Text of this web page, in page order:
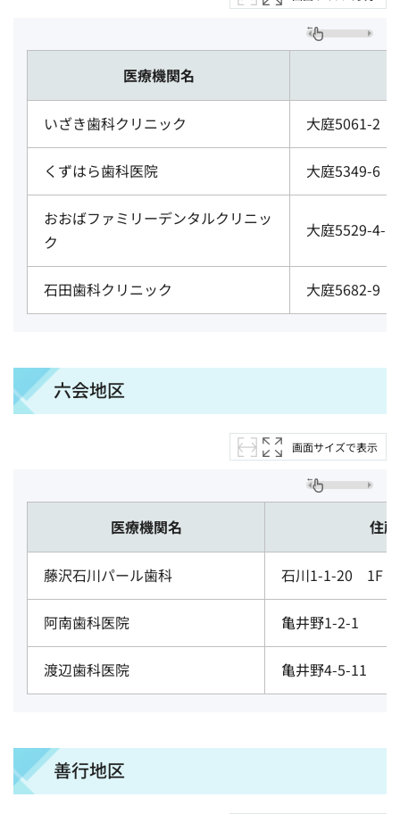
医療機関名
いざき歯科クリニック 大庭5061-2
くずはら歯科医院 大庭5349-6
おおばファミリーデンタルクリニッ
ク
大庭5529-4-
石田歯科クリニック 大庭5682-9
六会地区
画面サイズで表示
医療機関名 住所
藤沢石川パール歯科 石川1-1-20 1F
阿南歯科医院 亀井野1-2-1
渡辺歯科医院 亀井野4-5-11
善行地区